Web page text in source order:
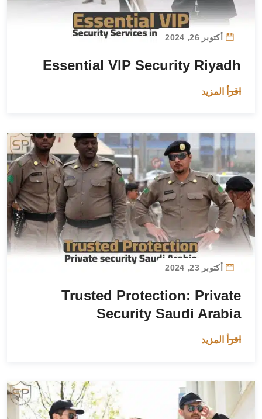
أكتوبر 26, 2024
Essential VIP Security Riyadh
اقرأ المزيد
أكتوبر 23, 2024
Trusted Protection: Private
Security Saudi Arabia
اقرأ المزيد